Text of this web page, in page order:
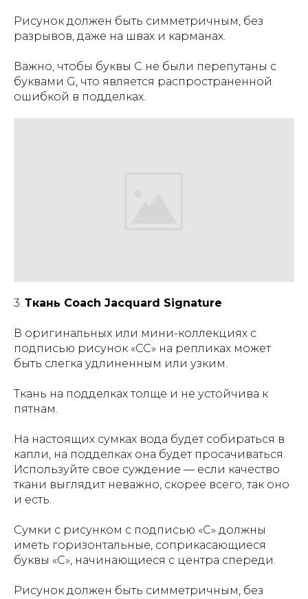
Рисунок должен быть симметричным, без
разрывов, даже на швах и карманах.
Важно, чтобы буквы C не были перепутаны с
буквами G, что является распространенной
ошибкой в ​​подделках.
3. Ткань Coach Jacquard Signature
В оригинальных или мини-коллекциях с
подписью рисунок «CC» на репликах может
быть слегка удлиненным или узким.
Ткань на подделках толще и не устойчива к
пятнам.
На настоящих сумках вода будет собираться в
капли, на подделках она будет просачиваться.
Используйте свое суждение — если качество
ткани выглядит неважно, скорее всего, так оно
и есть.
Сумки с рисунком с подписью «C» должны
иметь горизонтальные, соприкасающиеся
буквы «C», начинающиеся с центра спереди.
Рисунок должен быть симметричным, без